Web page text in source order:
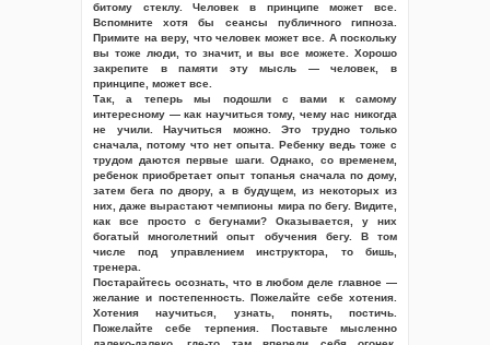
битому стеклу. Человек в принципе может все.
Вспомните хотя бы сеансы публичного гипноза.
Примите на веру, что человек может все. А поскольку
вы тоже люди, то значит, и вы все можете. Хорошо
закрепите в памяти эту мысль — человек, в
принципе, может все.
Так, а теперь мы подошли с вами к самому
интересному — как научиться тому, чему нас никогда
не учили. Научиться можно. Это трудно только
сначала, потому что нет опыта. Ребенку ведь тоже с
трудом даются первые шаги. Однако, со временем,
ребенок приобретает опыт топанья сначала по дому,
затем бега по двору, а в будущем, из некоторых из
них, даже вырастают чемпионы мира по бегу. Видите,
как все просто с бегунами? Оказывается, у них
богатый многолетний опыт обучения бегу. В том
числе под управлением инструктора, то бишь,
тренера.
Постарайтесь осознать, что в любом деле главное —
желание и постепенность. Пожелайте себе хотения.
Хотения научиться, узнать, понять, постичь.
Пожелайте себе терпения. Поставьте мысленно